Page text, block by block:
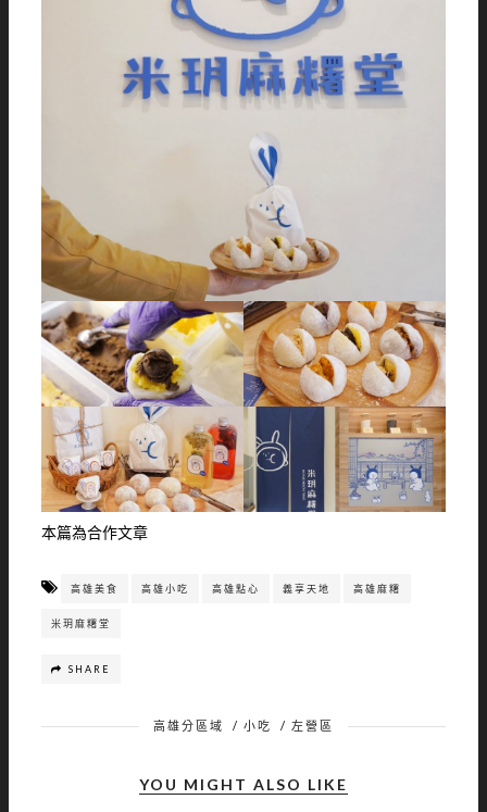
本篇為合作文章
高雄美食 高雄小吃 高雄點心 義享天地 高雄麻糬
米玥麻糬堂
SHARE
高雄分區域 / 小吃 / 左營區
YOU MIGHT ALSO LIKE